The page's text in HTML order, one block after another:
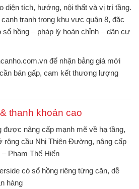
diện tích, hướng, nội thất và vị trí tầng.
tranh trong khu vực quận 8, đặc
sổ hồng – pháp lý hoàn chỉnh – dân cư
để nhận bảng giá mới
bán gấp, cam kết thương lượng
thanh khoản cao
được nâng cấp mạnh mẽ về hạ tầng,
rộng cầu Nhị Thiên Đường, nâng cấp
Phạm Thế Hiển
có sổ hồng riêng từng căn, dễ
hàng